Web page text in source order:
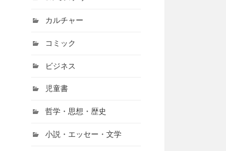
カルチャー
コミック
ビジネス
児童書
哲学・思想・歴史
小説・エッセー・文学